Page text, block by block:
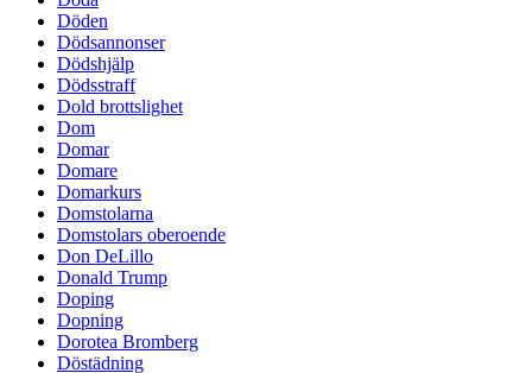
Döden
Dödsannonser
Dödshjälp
Dödsstraff
Dold brottslighet
Dom
Domar
Domare
Domarkurs
Domstolarna
Domstolars oberoende
Don DeLillo
Donald Trump
Doping
Dopning
Dorotea Bromberg
Döstädning